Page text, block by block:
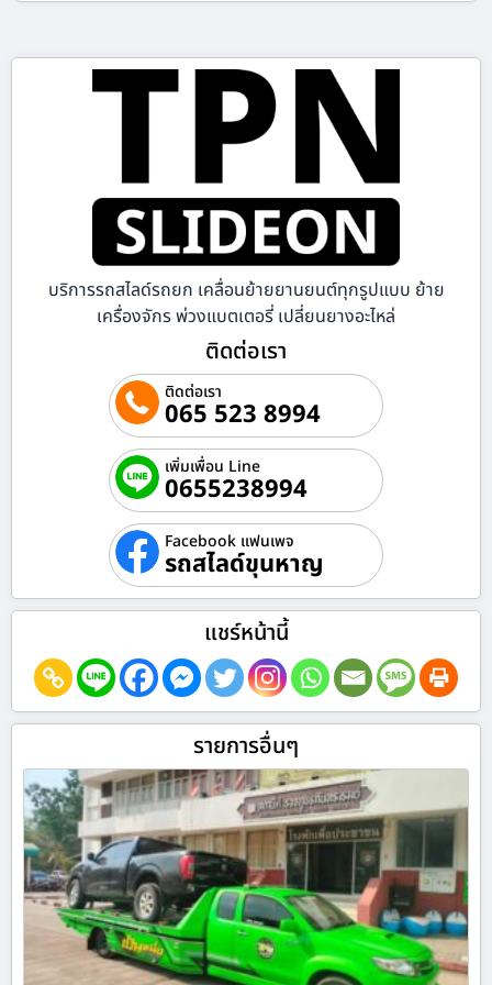
บริการรถสไลด์รถยก เคลื่อนย้ายยานยนต์ทุกรูปแบบ ย้าย
เครื่องจักร พ่วงแบตเตอรี่ เปลี่ยนยางอะไหล่
ติดต่อเรา
ติดต่อเรา
065 523 8994
เพิ่มเพื่อน Line
0655238994
Facebook แฟนเพจ
รถสไลด์ขุนหาญ
แชร์หน้านี้
รายการอื่นๆ